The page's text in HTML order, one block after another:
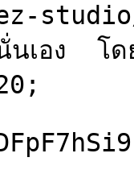
อง  โดย